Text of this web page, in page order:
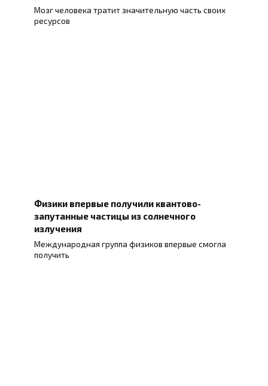
Мозг человека тратит значительную часть своих
ресурсов
Физики впервые получили квантово-
запутанные частицы из солнечного
излучения
Международная группа физиков впервые смогла
получить